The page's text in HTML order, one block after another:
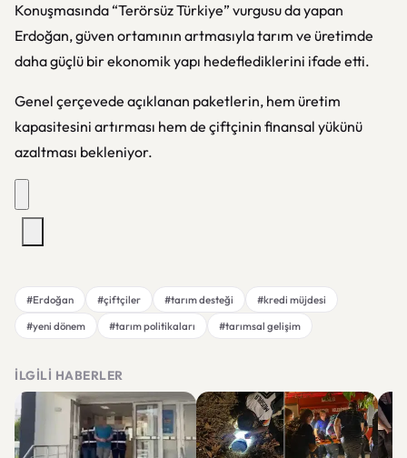
Konuşmasında “Terörsüz Türkiye” vurgusu da yapan
Erdoğan, güven ortamının artmasıyla tarım ve üretimde
daha güçlü bir ekonomik yapı hedeflediklerini ifade etti.
Genel çerçevede açıklanan paketlerin, hem üretim
kapasitesini artırması hem de çiftçinin finansal yükünü
azaltması bekleniyor.
#Erdoğan #çiftçiler #tarım desteği
#kredi müjdesi
#yeni dönem
#tarım politikaları #tarımsal gelişim
İLGILI HABERLER